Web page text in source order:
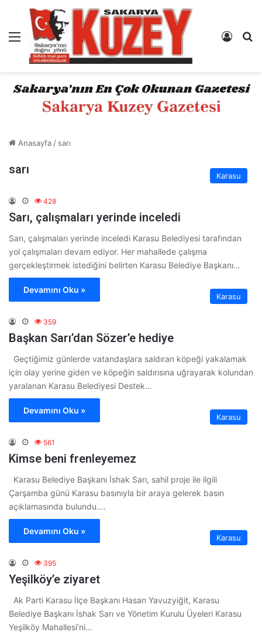
Menü Kayıt
Anasayfa/ sarı
sarı Karasu
428
Sarı, çalışmaları yerinde inceledi
Sarı, çalışmaları yerinde inceledi Karasu Belediyesi tarafından
yol çalışmaları devam ediyor. Her mahallede çalışma
gerçekleştirmek istediğini belirten Karasu Belediye Başkanı…
Devamını Oku »
Karasu
359
Başkan Sarı’dan Sözer’e hediye
Geçtiğimiz günlerde vatandaşlara saldıran köpeği yakalamak
için olay yerine giden ve köpeğin saldırısına uğrayarak kolundan
yaralanan Karasu Belediyesi Destek…
Devamını Oku »
Karasu
561
Kimse beni frenleyemez
Karasu Belediye Başkanı İshak Sarı, sahil proje ile ilgili
Çarşamba günü Karasu basınıyla bir araya gelerek basın
açıklamasında bulundu.…
Devamını Oku »
Karasu
395
Yeşilköy’e ziyaret
Ak Parti Karasu İlçe Başkanı Hasan Yavuzyiğit, Karasu
Belediye Başkanı İshak Sarı ve Yönetim Kurulu Üyeleri Karasu
Yeşilköy Mahallesi’ni…